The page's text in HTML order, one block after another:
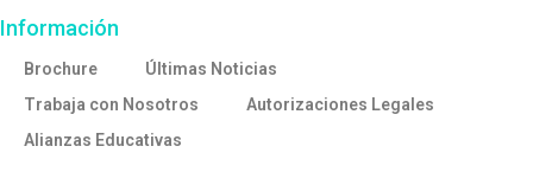
Información
Brochure
Últimas Noticias
Trabaja con Nosotros
Autorizaciones Legales
Alianzas Educativas